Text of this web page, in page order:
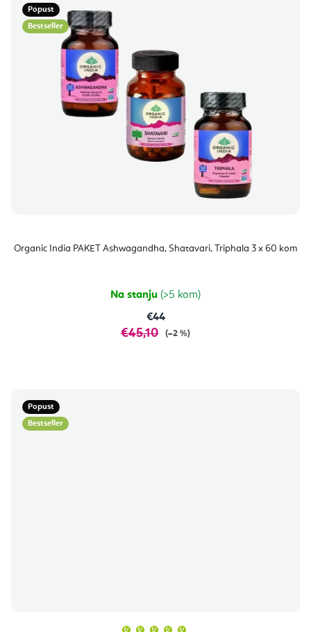
Popust
Bestseller
Organic India PAKET Ashwagandha, Shatavari, Triphala 3 x 60 kom
Na stanju (>5 kom)
€44
€45,10 (–2 %)
Popust
Bestseller